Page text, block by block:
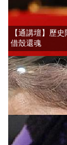
【通講壇】歷
借殼還魂